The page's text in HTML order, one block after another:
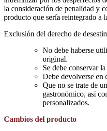
la consideración de penalidad y
producto que sería reintegrado a
Exclusión del derecho de
No debe haberse
original.
Se debe conservar
Debe devolverse
Que no se trate de
gastronómico, así
personalizados.
Cambios del producto